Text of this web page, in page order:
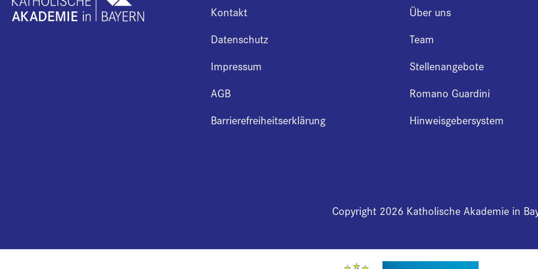
Kontakt
Datenschutz
Impressum
AGB
Barrierefreiheitserklärung
Über uns
Team
Stellenangebote
Romano Guardini
Hinweisgebersystem
Copyright 2026 Katholische Akademie in